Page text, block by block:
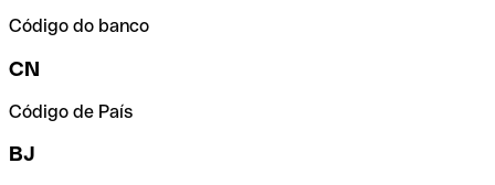
Código do banco
CN
Código de País
BJ